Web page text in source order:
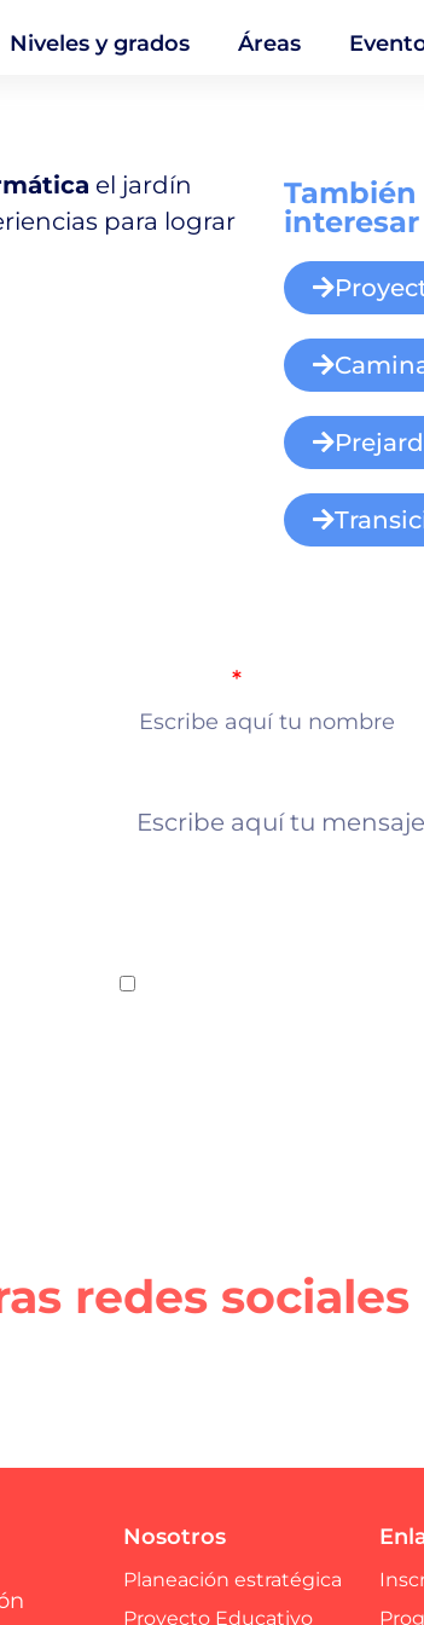
Niveles y grados Áreas
el jardín
para lograr
interesar
redes sociales
Nosotros
Planeación estratégica
Proyecto Educativo